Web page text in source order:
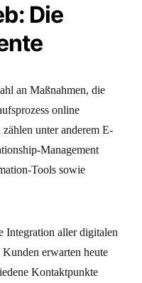
Die
an Maßnahmen, die
online
unter anderem E-
Management
Tools sowie
Integration aller digitalen
erwarten heute
Kontaktpunkte